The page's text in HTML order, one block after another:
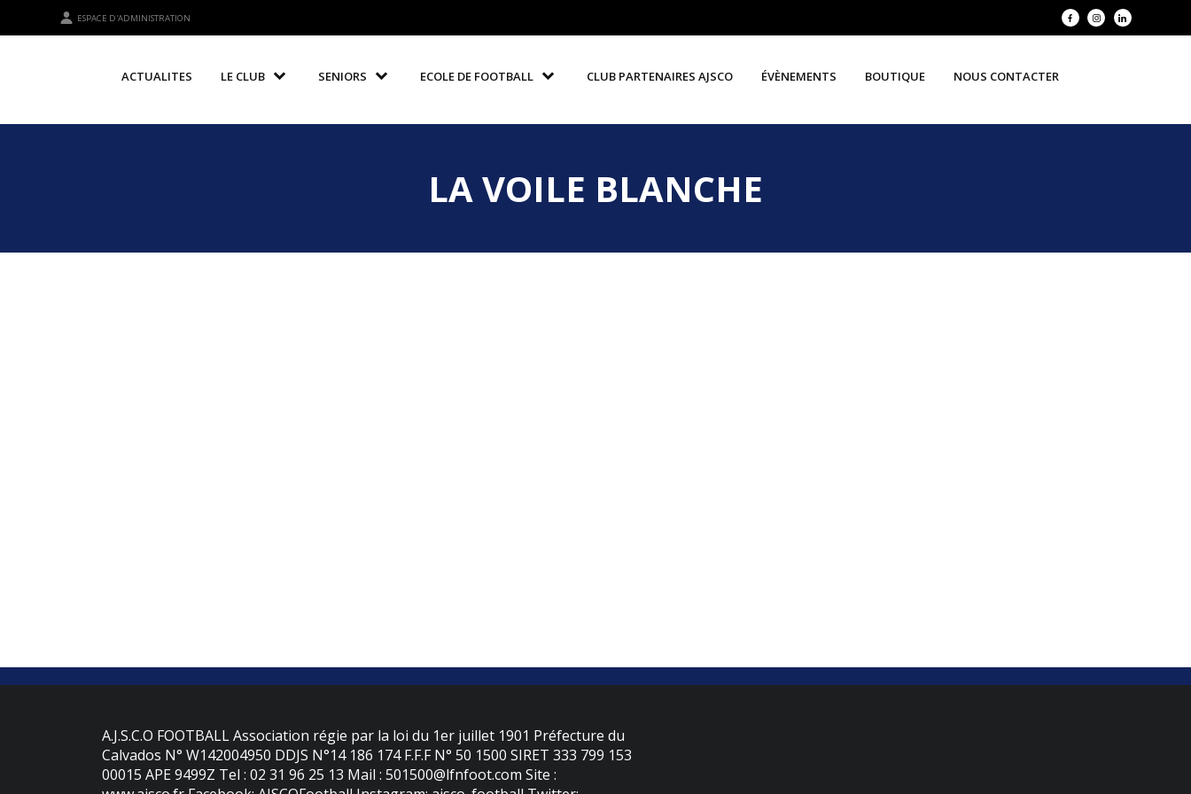
ESPACE D'ADMINISTRATION
ACTUALITES LE CLUB SENIORS ECOLE DE FOOTBALL CLUB PARTENAIRES AJSCO ÉVÈNEMENTS BOUTIQUE NOUS CONTACTER
LA VOILE BLANCHE
A.J.S.C.O FOOTBALL Association régie par la loi du 1er juillet 1901 Préfecture du
Calvados N° W142004950 DDJS N°14 186 174 F.F.F N° 50 1500 SIRET 333 799 153
00015 APE 9499Z Tel : 02 31 96 25 13 Mail : 501500@lfnfoot.com Site :